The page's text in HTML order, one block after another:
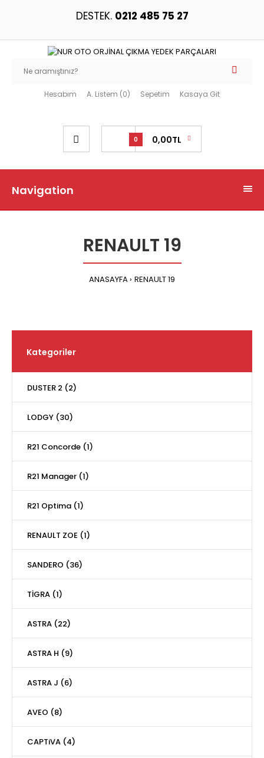
DESTEK. 0212 485 75 27
Hesabım A. Listem (0) Sepetim Kasaya Git
0 0,00TL
Navigation
RENAULT 19
ANASAYFA RENAULT 19
Kategoriler
DUSTER 2 (2)
LODGY (30)
R21 Concorde (1)
R21 Manager (1)
R21 Optima (1)
RENAULT ZOE (1)
SANDERO (36)
TİGRA (1)
ASTRA (22)
ASTRA H (9)
ASTRA J (6)
AVEO (8)
CAPTiVA (4)